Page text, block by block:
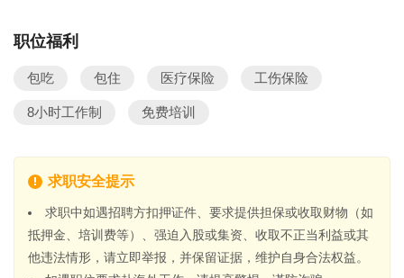
职位福利
包吃 包住 医疗保险 工伤保险
8小时工作制 免费培训
求职安全提示
求职中如遇招聘方扣押证件、要求提供担保或收取财物（如
抵押金、培训费等）、强迫入股或集资、收取不正当利益或其
他违法情形，请立即举报，并保留证据，维护自身合法权益。